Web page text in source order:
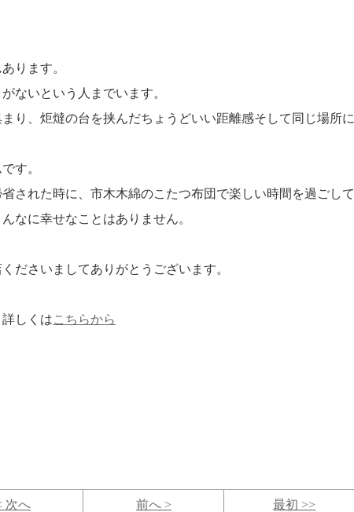
ります。
ないという人までいます。
り、炬燵の台を挟んだちょうどいい距離感そして同じ場所に
す。
された時に、市木木綿のこたつ布団で楽しい時間を過ごして
なに幸せなことはありません。
ださいましてありがとうございます。
しくはこちらから
次へ 前へ > 最初 >>